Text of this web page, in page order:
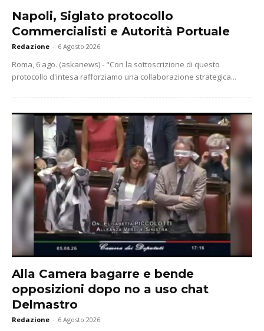
Napoli, Siglato protocollo
Commercialisti e Autorità Portuale
Redazione - 6 Agosto 2026
Roma, 6 ago. (askanews) - "Con la sottoscrizione di questo
protocollo d'intesa rafforziamo una collaborazione strategica...
Alla Camera bagarre e bende
opposizioni dopo no a uso chat
Delmastro
Redazione - 6 Agosto 2026